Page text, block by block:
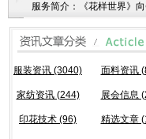
服务简介：《花样世界》
服装资讯 (3040) 面料资讯
家纺资讯 (244) 展会信息
印花技术 (96) 精选文章